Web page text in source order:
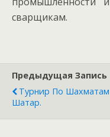
сварщикам.
Предыдущая Запись
Турнир По
Шатар.